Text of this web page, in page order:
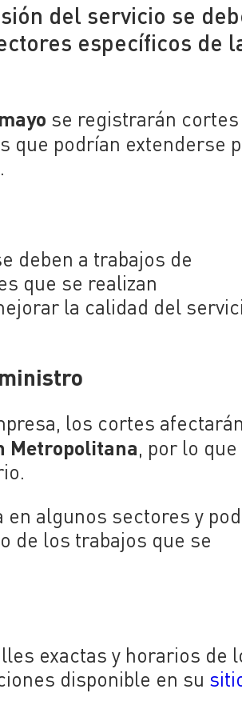
del servicio se
específicos de
se registrarán cortes
que podrían extenderse
deben a trabajos de
que se realizan
la calidad del
los cortes afectarán
Metropolitana, por lo que
algunos sectores y
de los trabajos que se
exactas y horarios de
disponible en su